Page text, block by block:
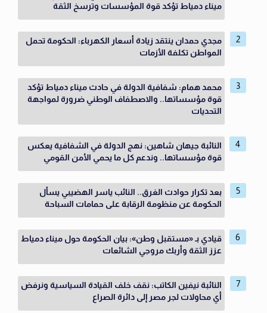
ميناء دمياط تؤكد قوة المؤسسات وترسخ الثقة
مجدي حمدان ينتقد زيادة أسعار الكهرباء: الحكومة تحمل
المواطن تكلفة الأزمات
محمد همام: شفافية الدولة في حادث ميناء دمياط تؤكد
قوة مؤسساتها.. والاصطفاف الوطني ضرورة لمواجهة
التحديات
النائبة جيهان شاهين: نهج الدولة في الشفافية يعكس
قوة مؤسساتها.. وندعم كل ما يحمي الأمن القومي
بعد تكرار حوادث الغرق.. النائب ياسر الهضيبي يسأل
الحكومة عن منظومة الرقابة على حمامات السباحة
قيادي بـ «مستقبل وطن»: بيان الحكومة حول ميناء دمياط
عزز الثقة وأربك مروجي الشائعات
النائبة نيفين الكاتب: نقف خلف القيادة السياسية ونرفض
أي محاولات لجر مصر إلى دائرة الصراع